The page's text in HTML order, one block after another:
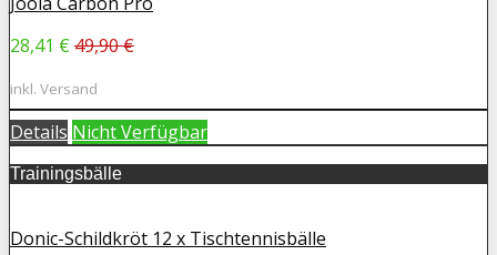
28,41 € 49,90 €
inkl. Versand
Details Nicht Verfügbar
Trainingsbälle
Donic-Schildkröt 12 x Tischtennisbälle